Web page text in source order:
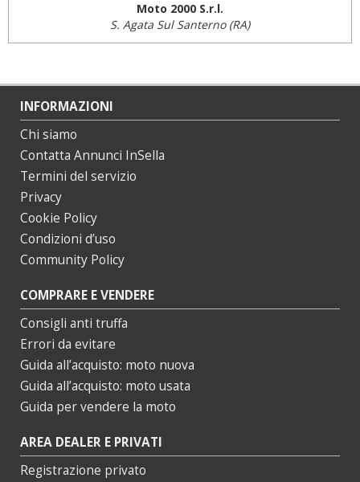
Moto 2000 S.r.l.
S. Agata Sul Santerno (RA)
INFORMAZIONI
Chi siamo
Contatta Annunci InSella
Termini del servizio
Privacy
Cookie Policy
Condizioni d’uso
Community Policy
COMPRARE E VENDERE
Consigli anti truffa
Errori da evitare
Guida all’acquisto: moto nuova
Guida all’acquisto: moto usata
Guida per vendere la moto
AREA DEALER E PRIVATI
Registrazione privato